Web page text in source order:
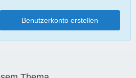
Benutzerkonto erstellen